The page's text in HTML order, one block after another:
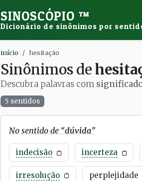
SINOSCÓPIO ™
Dicionário de sinônimos por
início hesitação
Sinônimos de
Descubra palavras com
5 sentidos
No sentido de “dúvida”
indecisão incerteza
irresolução perplejidade